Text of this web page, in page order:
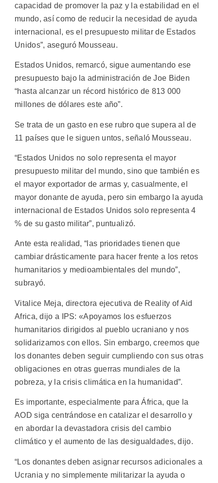
capacidad de promover la paz y la estabilidad en el
mundo, así como de reducir la necesidad de ayuda
internacional, es el presupuesto militar de Estados
Unidos”, aseguró Mousseau.
Estados Unidos, remarcó, sigue aumentando ese
presupuesto bajo la administración de Joe Biden
“hasta alcanzar un récord histórico de 813 000
millones de dólares este año”.
Se trata de un gasto en ese rubro que supera al de
11 países que le siguen untos, señaló Mousseau.
“Estados Unidos no solo representa el mayor
presupuesto militar del mundo, sino que también es
el mayor exportador de armas y, casualmente, el
mayor donante de ayuda, pero sin embargo la ayuda
internacional de Estados Unidos solo representa 4
% de su gasto militar”, puntualizó.
Ante esta realidad, “las prioridades tienen que
cambiar drásticamente para hacer frente a los retos
humanitarios y medioambientales del mundo”,
subrayó.
Vitalice Meja, directora ejecutiva de Reality of Aid
Africa, dijo a IPS: «Apoyamos los esfuerzos
humanitarios dirigidos al pueblo ucraniano y nos
solidarizamos con ellos. Sin embargo, creemos que
los donantes deben seguir cumpliendo con sus otras
obligaciones en otras guerras mundiales de la
pobreza, y la crisis climática en la humanidad”.
Es importante, especialmente para África, que la
AOD siga centrándose en catalizar el desarrollo y
en abordar la devastadora crisis del cambio
climático y el aumento de las desigualdades, dijo.
“Los donantes deben asignar recursos adicionales a
Ucrania y no simplemente militarizar la ayuda o